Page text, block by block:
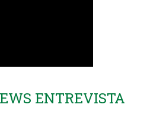
ENTREVISTA